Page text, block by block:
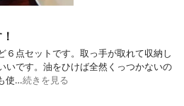
６点セットです。取っ手が取れて収納し
いです。油をひけば全然くっつかないの
使…続きを見る